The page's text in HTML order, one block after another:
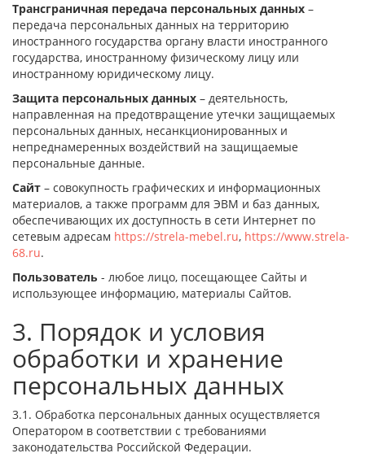
Трансграничная передача персональных данных –
передача персональных данных на территорию
иностранного государства органу власти иностранного
государства, иностранному физическому лицу или
иностранному юридическому лицу.
Защита персональных данных – деятельность,
направленная на предотвращение утечки защищаемых
персональных данных, несанкционированных и
непреднамеренных воздействий на защищаемые
персональные данные.
Сайт – совокупность графических и информационных
материалов, а также программ для ЭВМ и баз данных,
обеспечивающих их доступность в сети Интернет по
сетевым адресам https://strela-mebel.ru, https://www.strela-
68.ru.
Пользователь - любое лицо, посещающее Сайты и
использующее информацию, материалы Сайтов.
3. Порядок и условия
обработки и хранение
персональных данных
3.1. Обработка персональных данных осуществляется
Оператором в соответствии с требованиями
законодательства Российской Федерации.